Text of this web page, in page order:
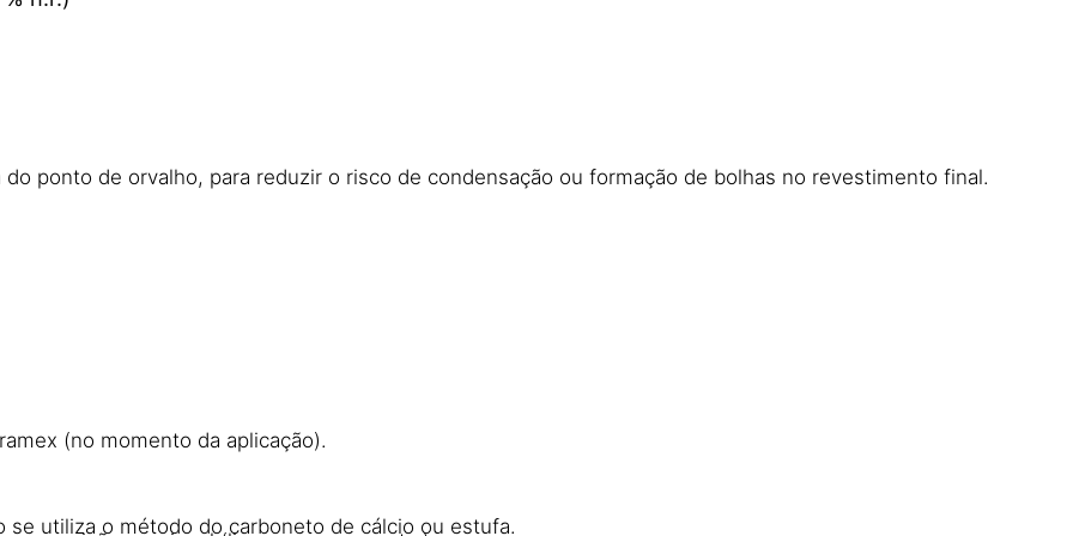
ponto de orvalho, para reduzir o risco de condensação ou formação de bolhas no revestimento final.
(no momento da aplicação).
utiliza o método do carboneto de cálcio ou estufa.